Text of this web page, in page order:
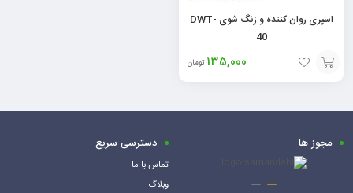
اسپری روان کننده و زنگ شوی DWT-
40
135,000 تومان
افزودن
به
مجوز ها دسترسی سریع
تماس با ما
وبلاگ